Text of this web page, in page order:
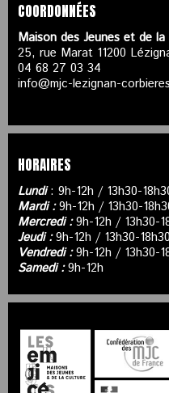
COORDONNÉES
Maison des Jeunes et de
25, rue Marat 11200
04 68 27 03 34
info@mjc-lezignan-
HORAIRES
Lundi: 9h-12h / 13h30-
Mardi :9h-12h / 13h30-
Mercredi :9h-12h / 13h30-
Jeudi :9h-12h / 13h30-18h30
Vendredi :9h-12h / 13h30-
Samedi :9h-12h